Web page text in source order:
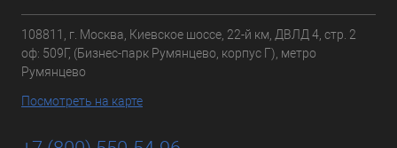
108811, г. Москва, Киевское шоссе, 22-й км, ДВЛД 4, стр. 2
оф: 509Г, (Бизнес-парк Румянцево, корпус Г), метро
Румянцево
Посмотреть на карте